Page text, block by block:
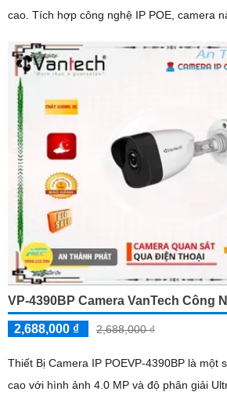
cao. Tích hợp công nghệ IP POE, camera
VP-4390BP Camera VanTech Công
2,688,000 ₫ 2,688,000 ₫
Thiết Bị Camera IP POEVP-4390BP là một
cao với hình ảnh 4.0 MP và độ phân giải